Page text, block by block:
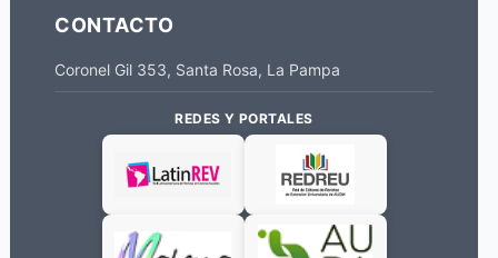
CONTACTO
Coronel Gil 353, Santa Rosa, La Pampa
REDES Y PORTALES